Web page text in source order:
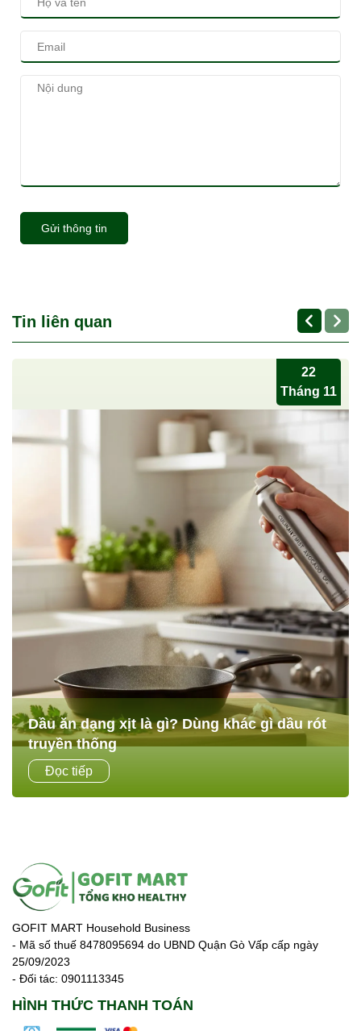
Gửi thông tin
Tin liên quan
22
Tháng 11
Dầu ăn dạng xịt là gì? Dùng khác gì dầu rót
truyền thống
Trong các căn bếp Eat Clean hoặc những gia đình muốn
giảm dầu mỡ, dầu ăn dạng xịt đang trở thành lựa chọn rất
phổ biến. Không chỉ tiện lợi,...
Đọc tiếp
GOFIT MART Household Business
- Mã số thuế 8478095694 do UBND Quận Gò Vấp cấp ngày
25/09/2023
- Đối tác: 0901113345
HÌNH THỨC THANH TOÁN